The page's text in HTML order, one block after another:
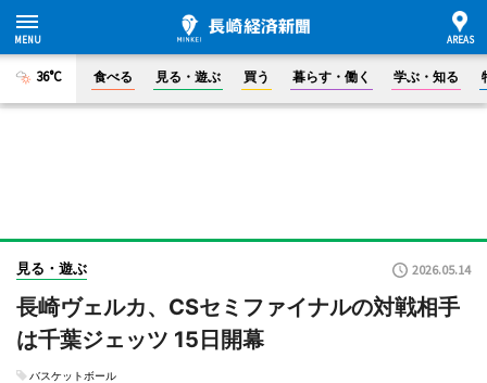
36°C 食べる 見る・遊ぶ 買う 暮らす・働く 学ぶ・知る
見る・遊ぶ 2026.05.14
長崎ヴェルカ、CSセミファイナルの対戦相手
は千葉ジェッツ 15日開幕
バスケットボール